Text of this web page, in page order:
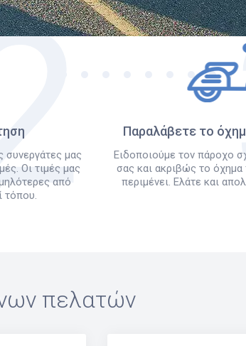
συνεργάτες μας
Οι τιμές μας
από
τόπου.
Παραλάβετε το
Ειδοποιούμε τον πάροχο
σας και ακριβώς το
περιμένει. Ελάτε και
πελατών